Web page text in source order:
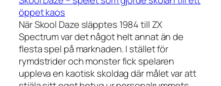
öppet kaos
När Skool Daze släpptes 1984 till ZX
Spectrum var det något helt annat än de
flesta spel på marknaden. I stället för
rymdstrider och monster fick spelaren
uppleva en kaotisk skoldag där målet var att